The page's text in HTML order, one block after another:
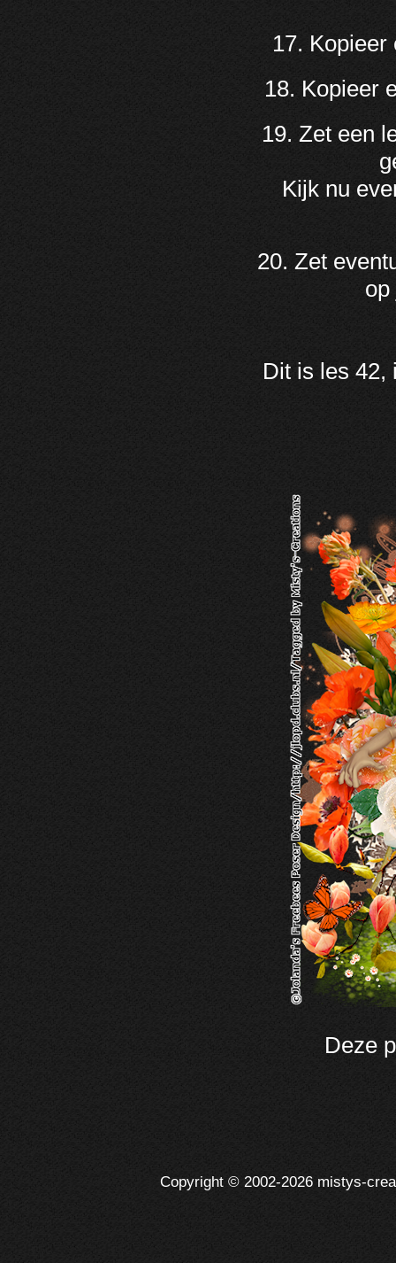
17. Kopieer
18. Kopieer
19. Zet een
Kijk nu
20. Zet
op
Dit is les 42,
Deze
Copyright © 2002-2026 mistys-